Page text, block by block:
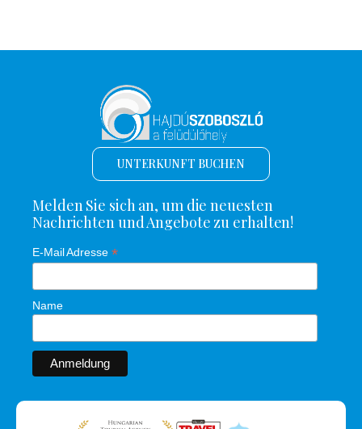
UNTERKUNFT BUCHEN
Melden Sie sich an, um die neuesten
Nachrichten und Angebote zu erhalten!
E-Mail Adresse *
Name